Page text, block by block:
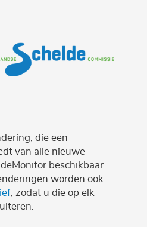
die een
van alle nieuwe
beschikbaar
worden ook
, zodat u die op elk